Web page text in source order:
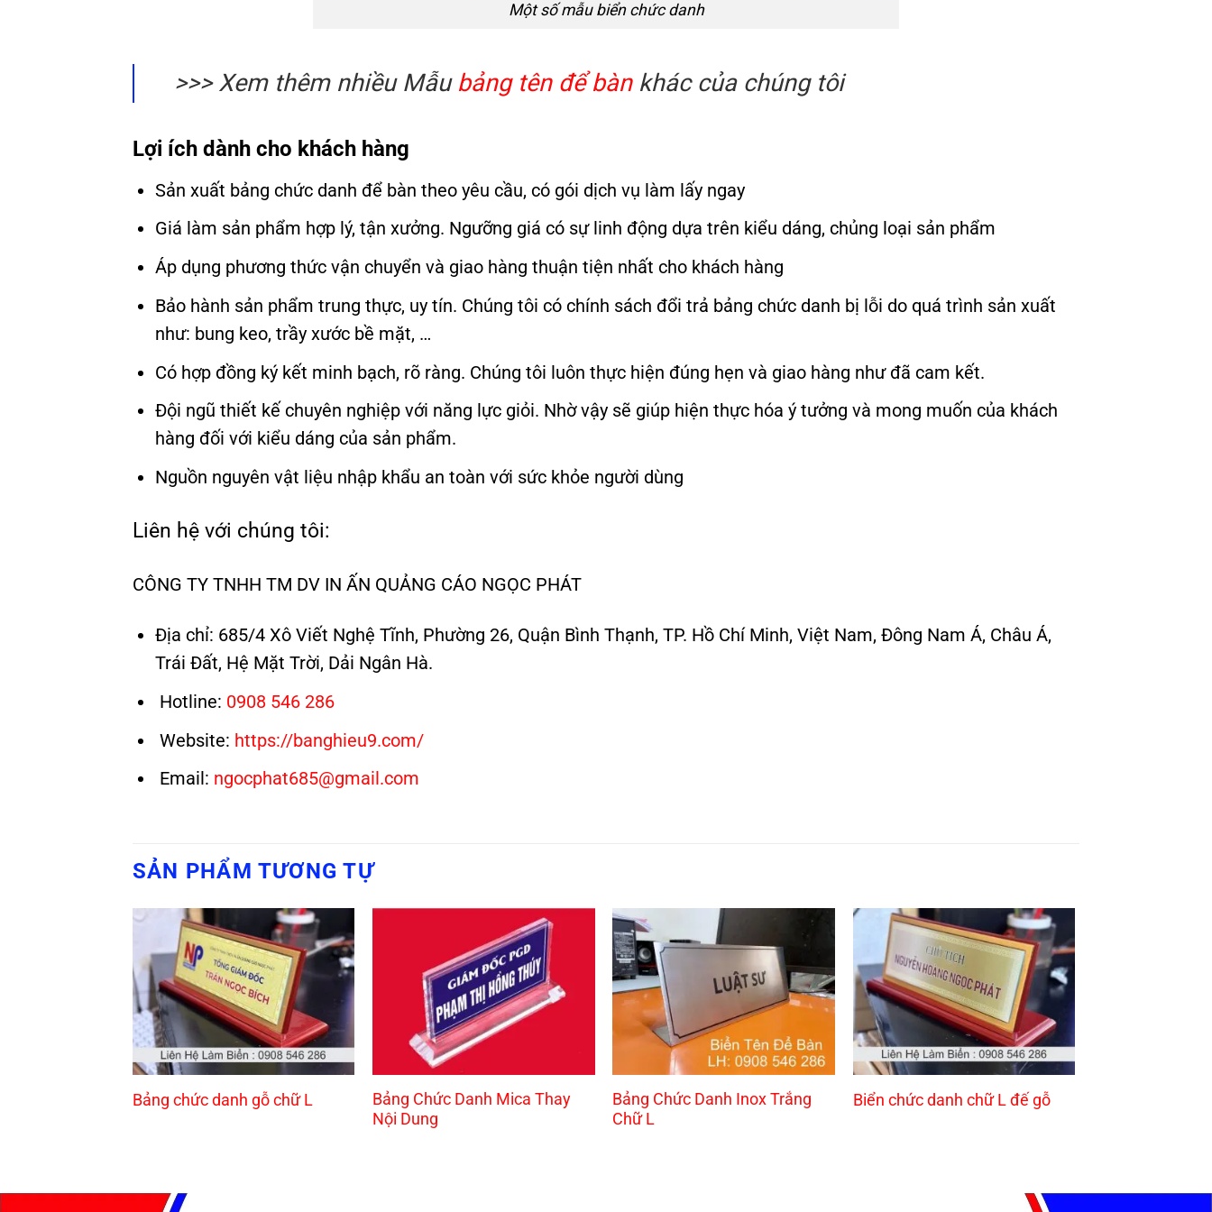
Một số mẫu biển chức danh
>>> Xem thêm nhiều Mẫu bảng tên để bànkhác của chúng tôi
Lợi ích dành cho khách hàng
Sản xuất bảng chức danh để bàn theo yêu cầu, có gói dịch vụ làm lấy ngay
Giá làm sản phẩm hợp lý, tận xưởng. Ngưỡng giá có sự linh động dựa trên kiểu dáng, chủng loại sản phẩm
Áp dụng phương thức vận chuyển và giao hàng thuận tiện nhất cho khách hàng
Bảo hành sản phẩm trung thực, uy tín. Chúng tôi có chính sách đổi trả bảng chức danh bị lỗi do quá trình sản xuất
như: bung keo, trầy xước bề mặt, …
Có hợp đồng ký kết minh bạch, rõ ràng. Chúng tôi luôn thực hiện đúng hẹn và giao hàng như đã cam kết.
Đội ngũ thiết kế chuyên nghiệp với năng lực giỏi. Nhờ vậy sẽ giúp hiện thực hóa ý tưởng và mong muốn của khách
hàng đối với kiểu dáng của sản phẩm.
Nguồn nguyên vật liệu nhập khẩu an toàn với sức khỏe người dùng
Liên hệ với chúng tôi:
CÔNG TY TNHH TM DV IN ẤN QUẢNG CÁO NGỌC PHÁT
Địa chỉ: 685/4 Xô Viết Nghệ Tĩnh, Phường 26, Quận Bình Thạnh, TP. Hồ Chí Minh, Việt Nam, Đông Nam Á, Châu Á,
Trái Đất, Hệ Mặt Trời, Dải Ngân Hà.
Hotline: 0908 546 286
Website: https://banghieu9.com/
Email: ngocphat685@gmail.com
SẢN PHẨM TƯƠNG TỰ
Bảng chức danh gỗ chữ L
Bảng Chức Danh Mica Thay
Nội Dung
Bảng Chức Danh Inox Trắng
Chữ L
Biển chức danh chữ L đế gỗ